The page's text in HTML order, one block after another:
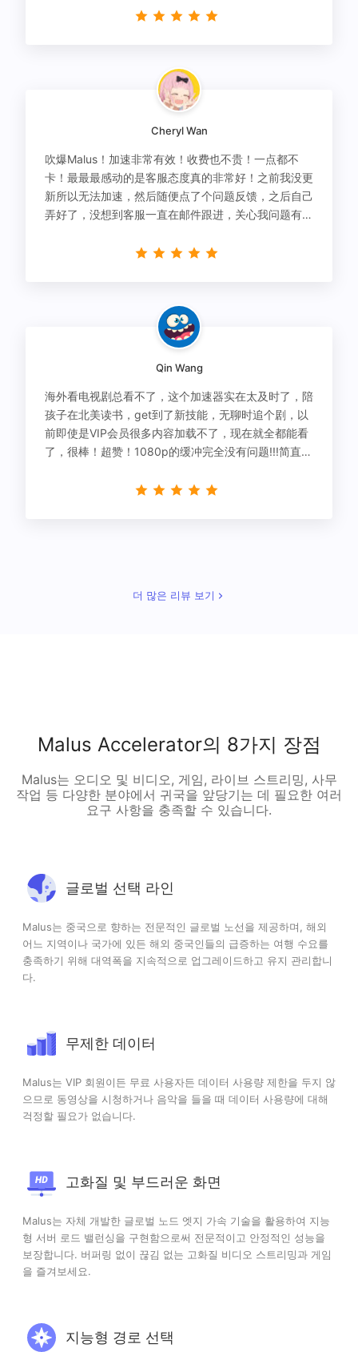
Cheryl Wan
吹爆Malus！加速非常有效！收费也不贵！一点都不
卡！最最最感动的是客服态度真的非常好！之前我没更
新所以无法加速，然后随便点了个问题反馈，之后自己
弄好了，没想到客服一直在邮件跟进，关心我问题有没
Qin Wang
海外看电视剧总看不了，这个加速器实在太及时了，陪
孩子在北美读书，get到了新技能，无聊时追个剧，以
前即使是VIP会员很多内容加载不了，现在就全都能看
了，很棒！超赞！1080p的缓冲完全没有问题!!!简直救
더 많은 리뷰 보기
Malus Accelerator의 8가지 장점
Malus는 오디오 및 비디오, 게임, 라이브 스트리밍, 사무
작업 등 다양한 분야에서 귀국을 앞당기는 데 필요한 여러
요구 사항을 충족할 수 있습니다.
글로벌 선택 라인
Malus는 중국으로 향하는 전문적인 글로벌 노선을 제공하며, 해외
어느 지역이나 국가에 있든 해외 중국인들의 급증하는 여행 수요를
충족하기 위해 대역폭을 지속적으로 업그레이드하고 유지 관리합니
다.
무제한 데이터
Malus는 VIP 회원이든 무료 사용자든 데이터 사용량 제한을 두지 않
으므로 동영상을 시청하거나 음악을 들을 때 데이터 사용량에 대해
걱정할 필요가 없습니다.
고화질 및 부드러운 화면
Malus는 자체 개발한 글로벌 노드 엣지 가속 기술을 활용하여 지능
형 서버 로드 밸런싱을 구현함으로써 전문적이고 안정적인 성능을
보장합니다. 버퍼링 없이 끊김 없는 고화질 비디오 스트리밍과 게임
을 즐겨보세요.
지능형 경로 선택